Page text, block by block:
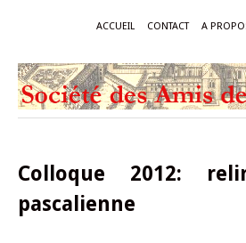
ACCUEIL CONTACT A
Colloque 2012:
pascalienne